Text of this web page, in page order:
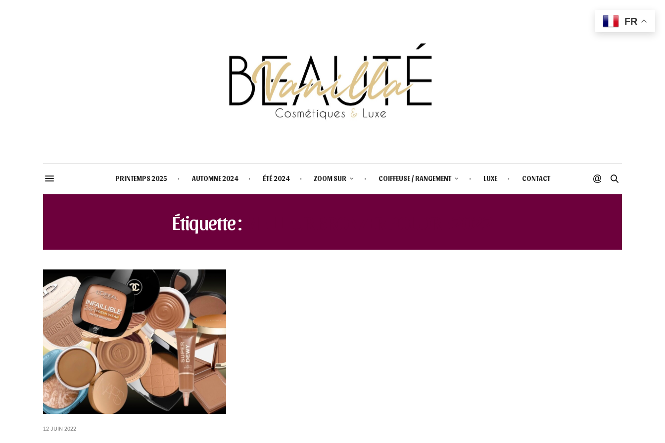
PRINTEMPS 2025 AUTOMNE 2024 ÉTÉ 2024 ZOOM SUR COIFFEUSE / RANGEMENT LUXE CONTACT
Étiquette :
12 JUIN 2022
FR